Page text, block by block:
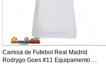
Camisa de Futebol Real Madrid
Rodrygo Goes #11 Equipamento